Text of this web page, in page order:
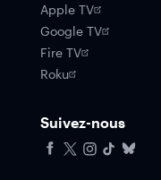
Apple TV
Google TV
Fire TV
Roku
Suivez-nous